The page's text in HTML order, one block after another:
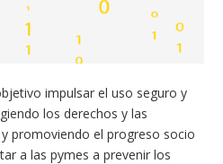
impulsar el uso seguro y
los derechos y las
promoviendo el progreso socio
a las pymes a prevenir los